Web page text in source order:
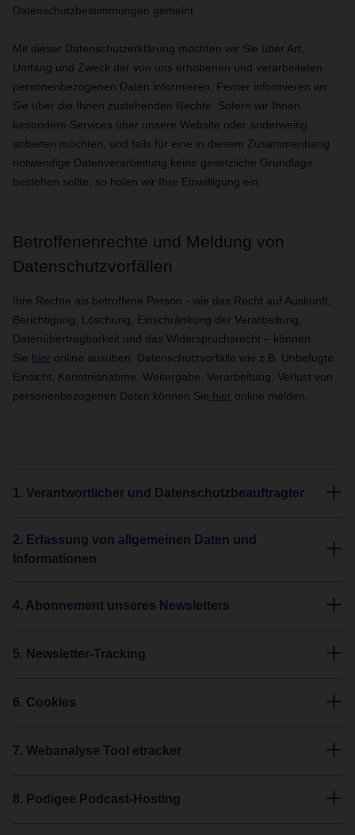
Datenschutzbestimmungen gemeint.
Mit dieser Datenschutzerklärung möchten wir Sie über Art,
Umfang und Zweck der von uns erhobenen und verarbeiteten
personenbezogenen Daten informieren. Ferner informieren wir
Sie über die Ihnen zustehenden Rechte. Sofern wir Ihnen
besondere Services über unsere Website oder anderweitig
anbieten möchten, und falls für eine in diesem Zusammenhang
notwendige Datenverarbeitung keine gesetzliche Grundlage
bestehen sollte, so holen wir Ihre Einwilligung ein.
Betroffenenrechte und Meldung von
Datenschutzvorfällen
Ihre Rechte als betroffene Person - wie das Recht auf Auskunft,
Berichtigung, Löschung, Einschränkung der Verarbeitung,
Datenübertragbarkeit und das Widerspruchsrecht – können
Sie hier online ausüben. Datenschutzvorfälle wie z.B. Unbefugte
Einsicht, Kenntnisnahme, Weitergabe, Verarbeitung, Verlust von
personenbezogenen Daten können Sie hier online melden.
1. Verantwortlicher und Datenschutzbeauftragter
2. Erfassung von allgemeinen Daten und
Informationen
4. Abonnement unseres Newsletters
5. Newsletter-Tracking
6. Cookies
7. Webanalyse Tool etracker
8. Podigee Podcast-Hosting